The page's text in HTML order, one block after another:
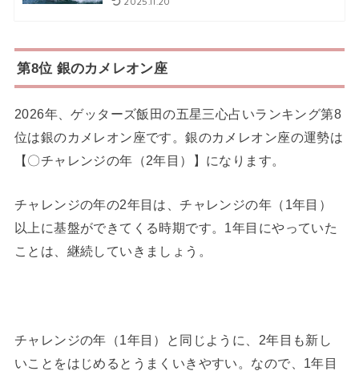
第8位 銀のカメレオン座
2026年、ゲッターズ飯田の五星三心占いランキング第8
位は銀のカメレオン座です。銀のカメレオン座の運勢は
【〇チャレンジの年（2年目）】になります。
チャレンジの年の2年目は、チャレンジの年（1年目）
以上に基盤ができてくる時期です。1年目にやっていた
ことは、継続していきましょう。
チャレンジの年（1年目）と同じように、2年目も新し
いことをはじめるとうまくいきやすい。なので、1年目